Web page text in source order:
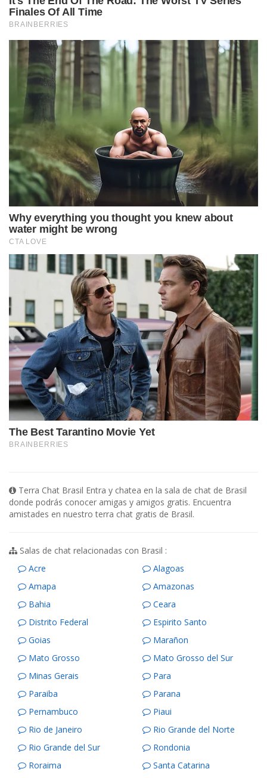
Terra Chat Brasil Entra y chatea en la sala de chat de Brasil
donde podrás conocer amigas y amigos gratis. Encuentra
amistades en nuestro terra chat gratis de Brasil.
Salas de chat relacionadas con Brasil :
Acre
Alagoas
Amapa
Amazonas
Bahia
Ceara
Distrito Federal
Espirito Santo
Goias
Marañon
Mato Grosso
Mato Grosso del Sur
Minas Gerais
Para
Paraiba
Parana
Pernambuco
Piaui
Rio de Janeiro
Rio Grande del Norte
Rio Grande del Sur
Rondonia
Roraima
Santa Catarina